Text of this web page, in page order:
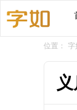
位置： 字